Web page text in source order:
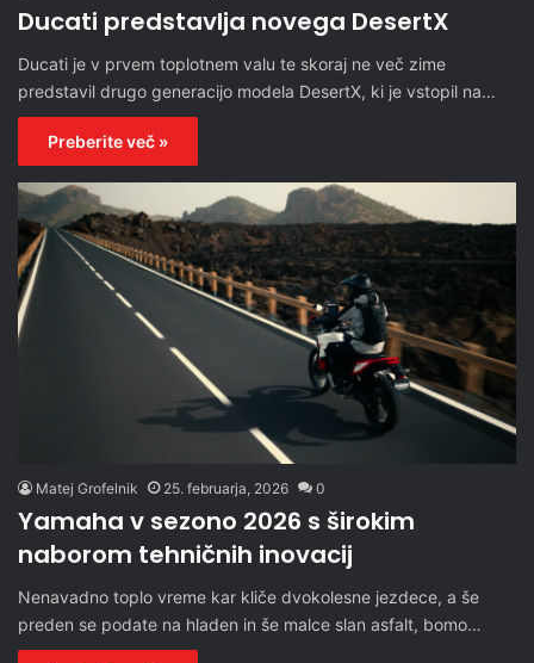
Ducati predstavlja novega DesertX
Ducati je v prvem toplotnem valu te skoraj ne več zime
predstavil drugo generacijo modela DesertX, ki je vstopil na…
Preberite več »
Matej Grofelnik 25. februarja, 2026 0
Yamaha v sezono 2026 s širokim
naborom tehničnih inovacij
Nenavadno toplo vreme kar kliče dvokolesne jezdece, a še
preden se podate na hladen in še malce slan asfalt, bomo…